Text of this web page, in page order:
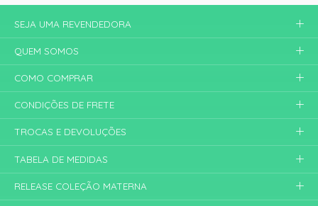
SEJA UMA REVENDEDORA
QUEM SOMOS
COMO COMPRAR
CONDIÇÕES DE FRETE
TROCAS E DEVOLUÇÕES
TABELA DE MEDIDAS
RELEASE COLEÇÃO MATERNA